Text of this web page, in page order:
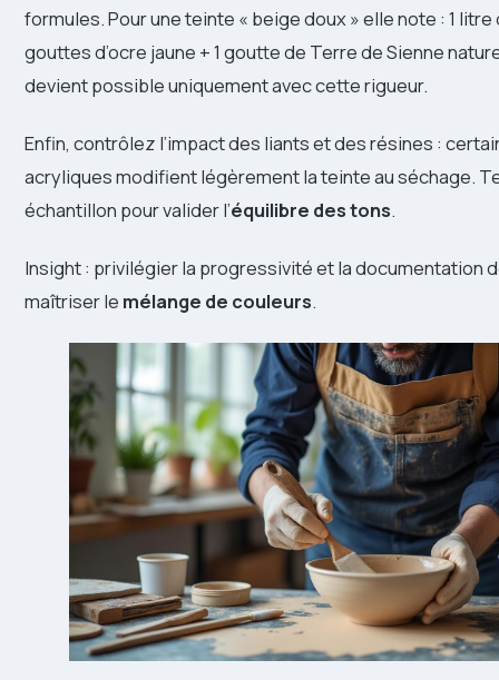
formules. Pour une teinte « beige doux » elle note : 1
gouttes d’ocre jaune + 1 goutte de Terre de Sienne
devient possible uniquement avec cette rigueur.
Enfin, contrôlez l’impact des liants et des résines :
acryliques modifient légèrement la teinte au séchage.
échantillon pour valider l’équilibre des tons.
Insight : privilégier la progressivité et la documentation
maîtriser le mélange de couleurs.